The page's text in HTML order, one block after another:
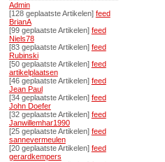
Admin
[128 geplaatste Artikelen] feed
BrianA
[99 geplaatste Artikelen] feed
Niels78
[83 geplaatste Artikelen] feed
Rubinski
[50 geplaatste Artikelen] feed
artikelplaatsen
[46 geplaatste Artikelen] feed
Jean Paul
[34 geplaatste Artikelen] feed
John Doefer
[32 geplaatste Artikelen] feed
Janwillemhar1990
[25 geplaatste Artikelen] feed
sannevermeulen
[20 geplaatste Artikelen] feed
gerardkempers